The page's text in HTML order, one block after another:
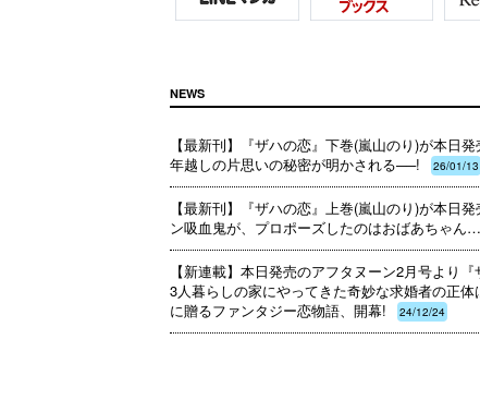
NEWS
【最新刊】『ザハの恋』下巻(嵐山のり)が本日
年越しの片思いの秘密が明かされる──!
26/01/13
【最新刊】『ザハの恋』上巻(嵐山のり)が本日
ン吸血鬼が、プロポーズしたのはおばあちゃん
【新連載】本日発売のアフタヌーン2月号より
3人暮らしの家にやってきた奇妙な求婚者の正
に贈るファンタジー恋物語、開幕!
24/12/24